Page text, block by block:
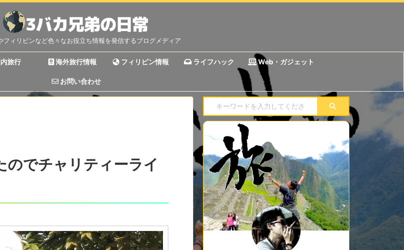
フィリピンなど色々なお役立ち情報を発信するブログメディア
旅行 海外旅行情報 フィリピン情報 ライフハック Web・ガジェット
お問い合わせ
のでチャリティーライ